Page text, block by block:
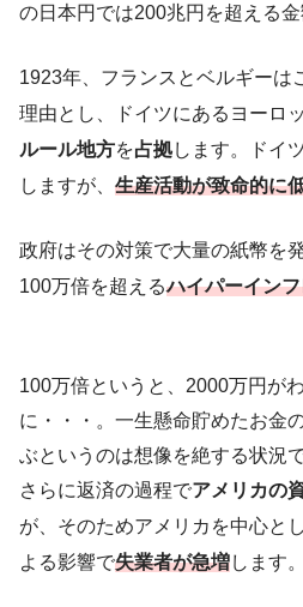
の日本円では200兆円を超える金
1923年、フランスとベルギーは
理由とし、ドイツにあるヨーロ
ルール地方を占拠します。ドイ
しますが、 生産活動が致命的に
政府はその対策で大量の紙幣を
100万倍を超えるハイパーイン
100万倍というと、2000万円が
に・・・。一生懸命貯めたお金
ぶというのは想像を絶する状況
さらに返済の過程でアメリカの
が、そのためアメリカを中心と
よる影響で失業者が急増します。